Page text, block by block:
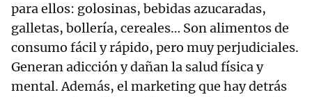
para ellos: golosinas, bebidas azucaradas,
galletas, bollería, cereales… Son alimentos de
consumo fácil y rápido, pero muy perjudiciales.
Generan adicción y dañan la salud física y
mental. Además, el marketing que hay detrás